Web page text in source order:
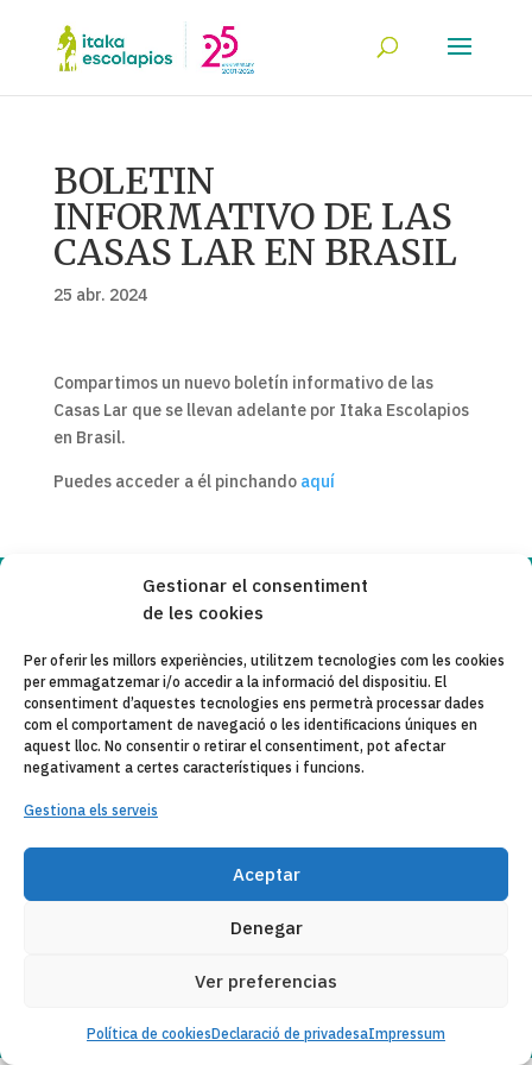
Gestionar el consentiment
de les cookies
Per oferir les millors experiències, utilitzem tecnologies com les cookies
per emmagatzemar i/o accedir a la informació del dispositiu. El
consentiment d’aquestes tecnologies ens permetrà processar dades
com el comportament de navegació o les identificacions úniques en
aquest lloc. No consentir o retirar el consentiment, pot afectar
negativament a certes característiques i funcions.
Gestiona els serveis
Aceptar
Denegar
Ver preferencias
Política de cookiesDeclaració de privadesaImpressum
BOLETIN
INFORMATIVO DE LAS
CASAS LAR EN BRASIL
25 abr. 2024
Compartimos un nuevo boletín informativo de las
Casas Lar que se llevan adelante por Itaka Escolapios
en Brasil.
Puedes acceder a él pinchando aquí
Copyleft 2025Itaka-Escolapios
AVÍS LEGAL
POLÍTICA DE PRIVACITAT
CONTACTE
ENTITATS COL·LABORADES